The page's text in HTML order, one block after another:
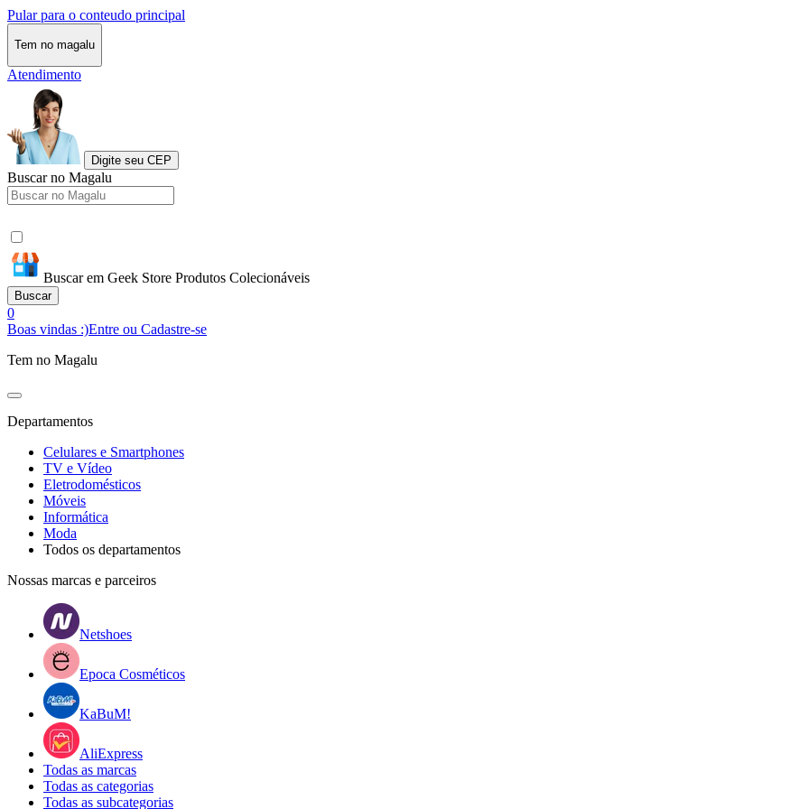
Pular para o conteudo principal
Tem no magalu
Atendimento
Digite seu CEP
Buscar no Magalu
Buscar em Geek Store Produtos Colecionáveis
Buscar
0
Boas vindas :)Entre ou Cadastre-se
Tem no Magalu
Departamentos
Celulares e Smartphones
TV e Vídeo
Eletrodomésticos
Móveis
Informática
Moda
Todos os departamentos
Nossas marcas e parceiros
Netshoes
Epoca Cosméticos
KaBuM!
AliExpress
Todas as marcas
Todas as categorias
Todas as subcategorias